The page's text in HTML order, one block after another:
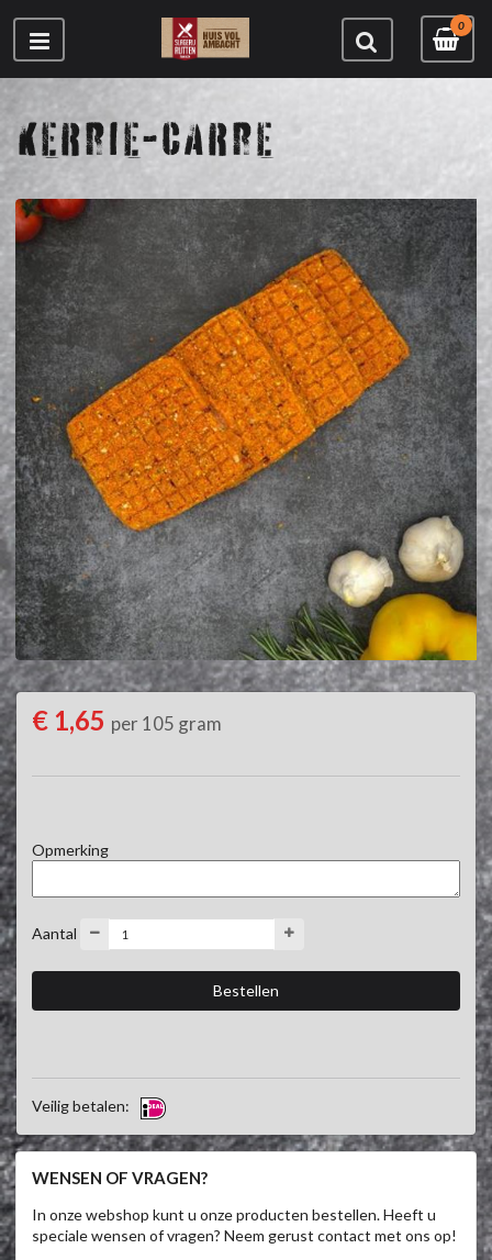
0
KERRIE-CARRE
€ 1,65 per 105 gram
Opmerking
Aantal
Veilig betalen:
WENSEN OF VRAGEN?
In onze webshop kunt u onze producten bestellen. Heeft u
speciale wensen of vragen? Neem gerust contact met ons op!